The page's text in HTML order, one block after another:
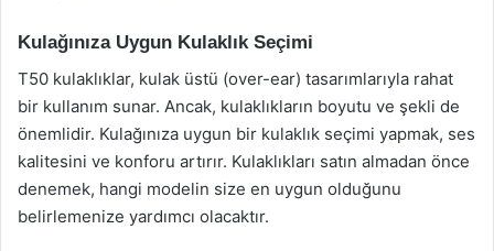
Kulağınıza Uygun Kulaklık Seçimi
T50 kulaklıklar, kulak üstü (over-ear) tasarımlarıyla rahat
bir kullanım sunar. Ancak, kulaklıkların boyutu ve şekli de
önemlidir. Kulağınıza uygun bir kulaklık seçimi yapmak, ses
kalitesini ve konforu artırır. Kulaklıkları satın almadan önce
denemek, hangi modelin size en uygun olduğunu
belirlemenize yardımcı olacaktır.